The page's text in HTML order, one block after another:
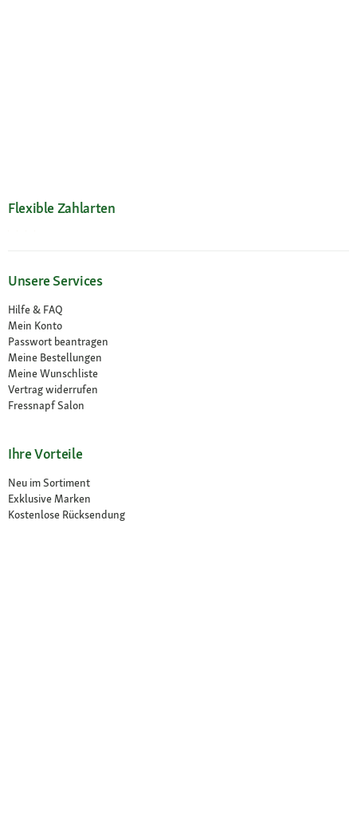
Flexible Zahlarten
Unsere Services
Hilfe & FAQ
Mein Konto
Passwort beantragen
Meine Bestellungen
Meine Wunschliste
Vertrag widerrufen
Fressnapf Salon
Ihre Vorteile
Neu im Sortiment
Exklusive Marken
Kostenlose Rücksendung